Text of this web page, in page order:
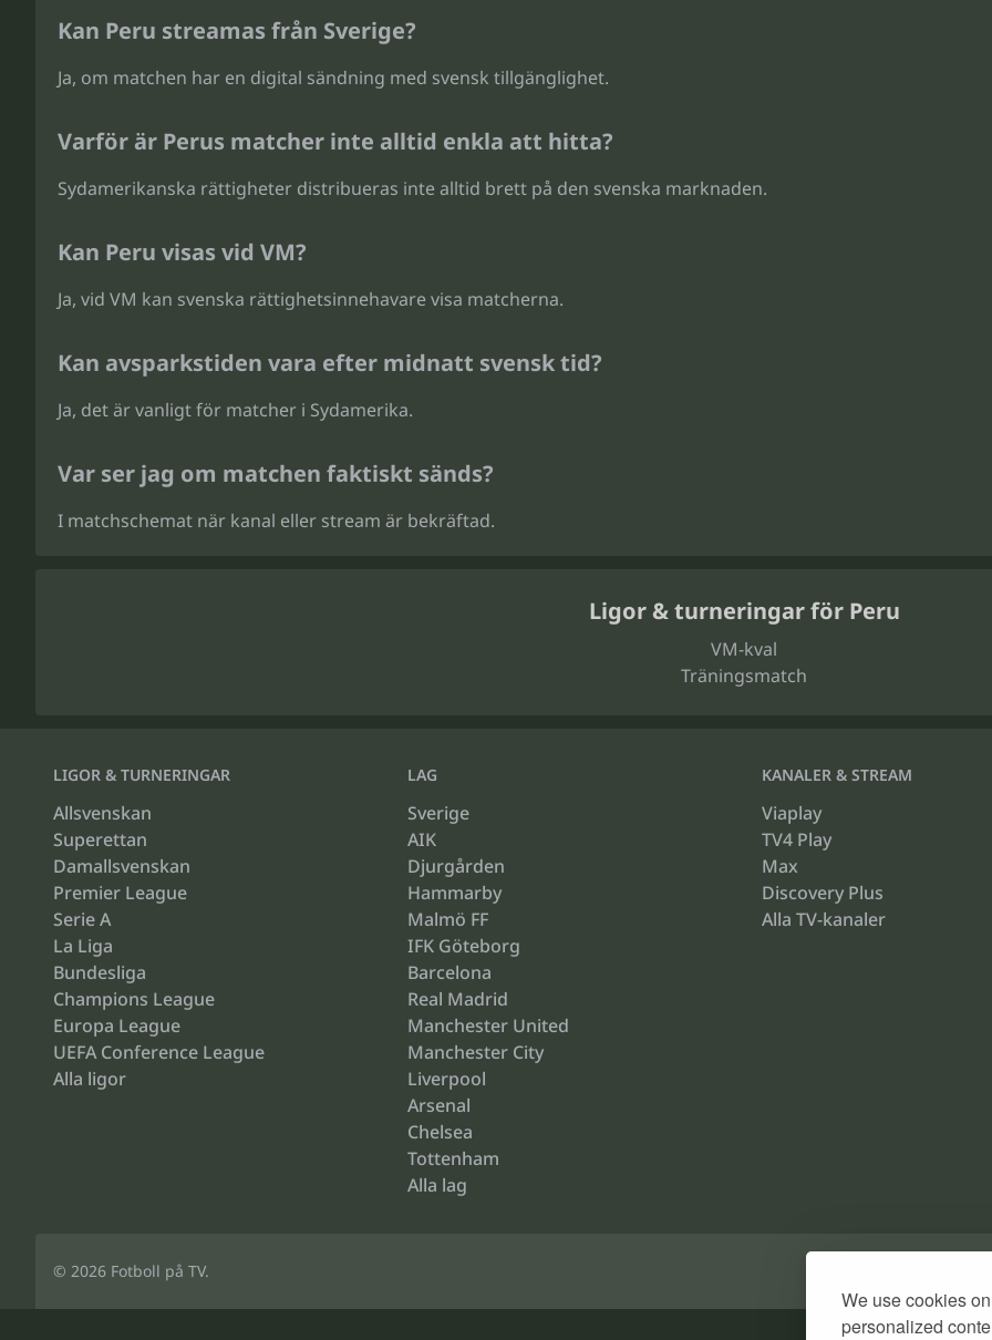
We use cookies
personalized
Kan Peru streamas från Sverige?
Ja, om matchen har en digital sändning med svensk tillgänglighet.
Varför är Perus matcher inte alltid enkla att hitta?
Sydamerikanska rättigheter distribueras inte alltid brett på den svenska marknaden.
Kan Peru visas vid VM?
Ja, vid VM kan svenska rättighetsinnehavare visa matcherna.
Kan avsparkstiden vara efter midnatt svensk tid?
Ja, det är vanligt för matcher i Sydamerika.
Var ser jag om matchen faktiskt sänds?
I matchschemat när kanal eller stream är bekräftad.
Ligor & turneringar för Peru
VM-kval
Träningsmatch
LIGOR & TURNERINGAR
Allsvenskan
Superettan
Damallsvenskan
Premier League
Serie A
La Liga
Bundesliga
Champions League
Europa League
UEFA Conference League
Alla ligor
LAG
Sverige
AIK
Djurgården
Hammarby
Malmö FF
IFK Göteborg
Barcelona
Real Madrid
Manchester United
Manchester City
Liverpool
Arsenal
Chelsea
Tottenham
Alla lag
KANALER & STREAM
Viaplay
TV4 Play
Max
Discovery Plus
Alla TV-kanaler
© 2026 Fotboll på TV.